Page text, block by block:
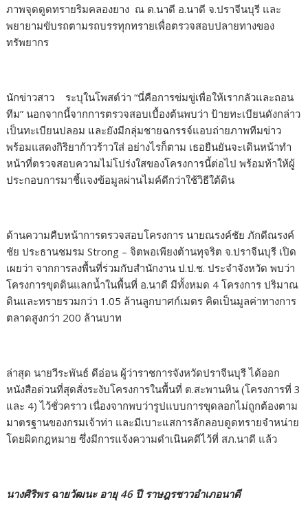
ภาพจุดดูดทรายริมคลองยาง ณ ต.นาดี อ.นาดี จ.ปราจีนบุรี และ
พยายามขับรถตามรถบรรทุกทรายเพื่อตรวจสอบปลายทางของ
ทรัพยากร
นักข่าวสาว ระบุในโพสต์ว่า “นี่คือการข่มขู่เพื่อให้เรากลัวและถอน
ทีม” นอกจากนี้จากการตรวจสอบเบื้องต้นพบว่า ป้ายทะเบียนดังกล่าว
เป็นทะเบียนปลอม และยังมีกลุ่มชายฉกรรจ์แอบถ่ายภาพทีมข่าว
พร้อมแสดงกิริยาก้าวร้าวใส่ อย่างไรก็ตาม เธอยืนยันจะเดินหน้าทำ
หน้าที่ตรวจสอบความไม่โปร่งใสของโครงการนี้ต่อไป พร้อมท้าให้ผู้
ประกอบการมาชี้แจงข้อมูลผ่านไมค์ดีกว่าใช้วิธีใต้ดิน
ด้านความคืบหน้าการตรวจสอบโครงการ นายณรงค์ชัย ภักดีณรงค์
ชัย ประธานชมรม Strong – จิตพอเพียงต้านทุจริต จ.ปราจีนบุรี เปิด
เผยว่า จากการลงพื้นที่ร่วมกับสำนักงาน ป.ป.ช. ประจำจังหวัด พบว่า
โครงการขุดดินแลกน้ำในพื้นที่ อ.นาดี มีทั้งหมด 4 โครงการ ปริมาณ
ดินและทรายรวมกว่า 1.05 ล้านลูกบาศก์เมตร คิดเป็นมูลค่าทางการ
ตลาดสูงกว่า 200 ล้านบาท
ล่าสุด นายวีระพันธ์ ดีอ่อน ผู้ว่าราชการจังหวัดปราจีนบุรี ได้ออก
หนังสือด่วนที่สุดสั่งระงับโครงการในพื้นที่ ต.สะพานหิน (โครงการที่ 3
และ 4) ไว้ชั่วคราว เนื่องจากพบว่ารูปแบบการขุดลอกไม่ถูกต้องตาม
มาตรฐานของกรมเจ้าท่า และมีเบาะแสการลักลอบดูดทรายจำหน่าย
โดยผิดกฎหมาย ซึ่งมีการแจ้งความดำเนินคดีไว้ที่ สภ.นาดี แล้ว
นางศิริพร ฉายวัฒนะ อายุ 46 ปี ราษฎรชาวอำเภอนาดี